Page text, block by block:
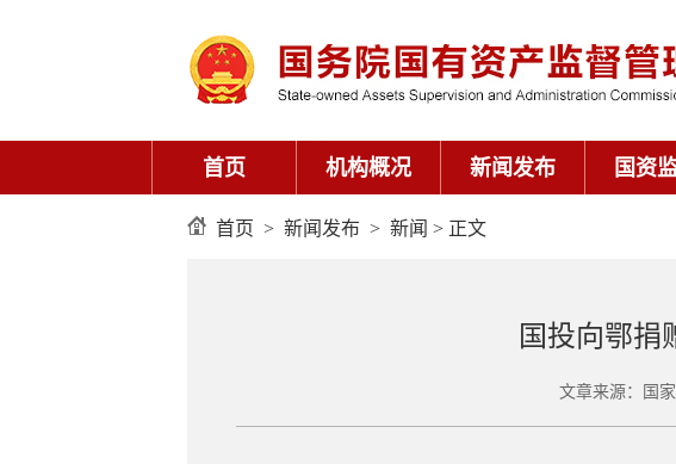
首页 机构概况 新闻发布 国资
首页 > 新闻发布 > 新闻 > 正文
国投向鄂捐
文章来源：国